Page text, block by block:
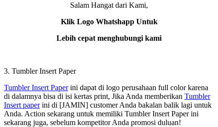
Salam Hangat dari Kami,
Klik Logo Whatshapp Untuk
Lebih cepat menghubungi kami
3. Tumbler Insert Paper
Tumbler Insert Paperini dapat di logo perusahaan full color karena
di dalamnya bisa di isi kertas print, Jika Anda memberikan Tumbler
Insert paperini di [JAMIN] customer Anda bakalan balik lagi untuk
Anda. Action sekarang untuk memiliki Tumbler Insert Paper ini
sekarang juga, sebelum kompetitor Anda promosi duluan!